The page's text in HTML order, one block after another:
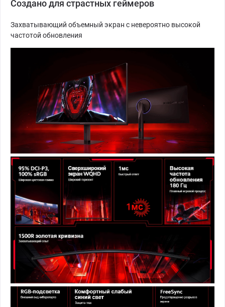
Создано для страстных геймеров
Захватывающий объемный экран с невероятно высокой
частотой обновления